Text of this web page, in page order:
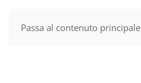
Passa al contenuto principale
MENU